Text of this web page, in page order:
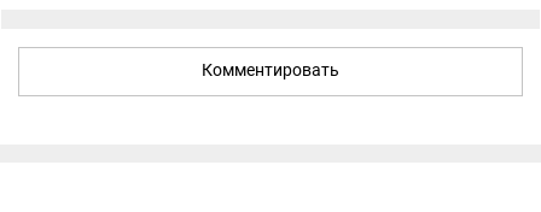
Комментировать